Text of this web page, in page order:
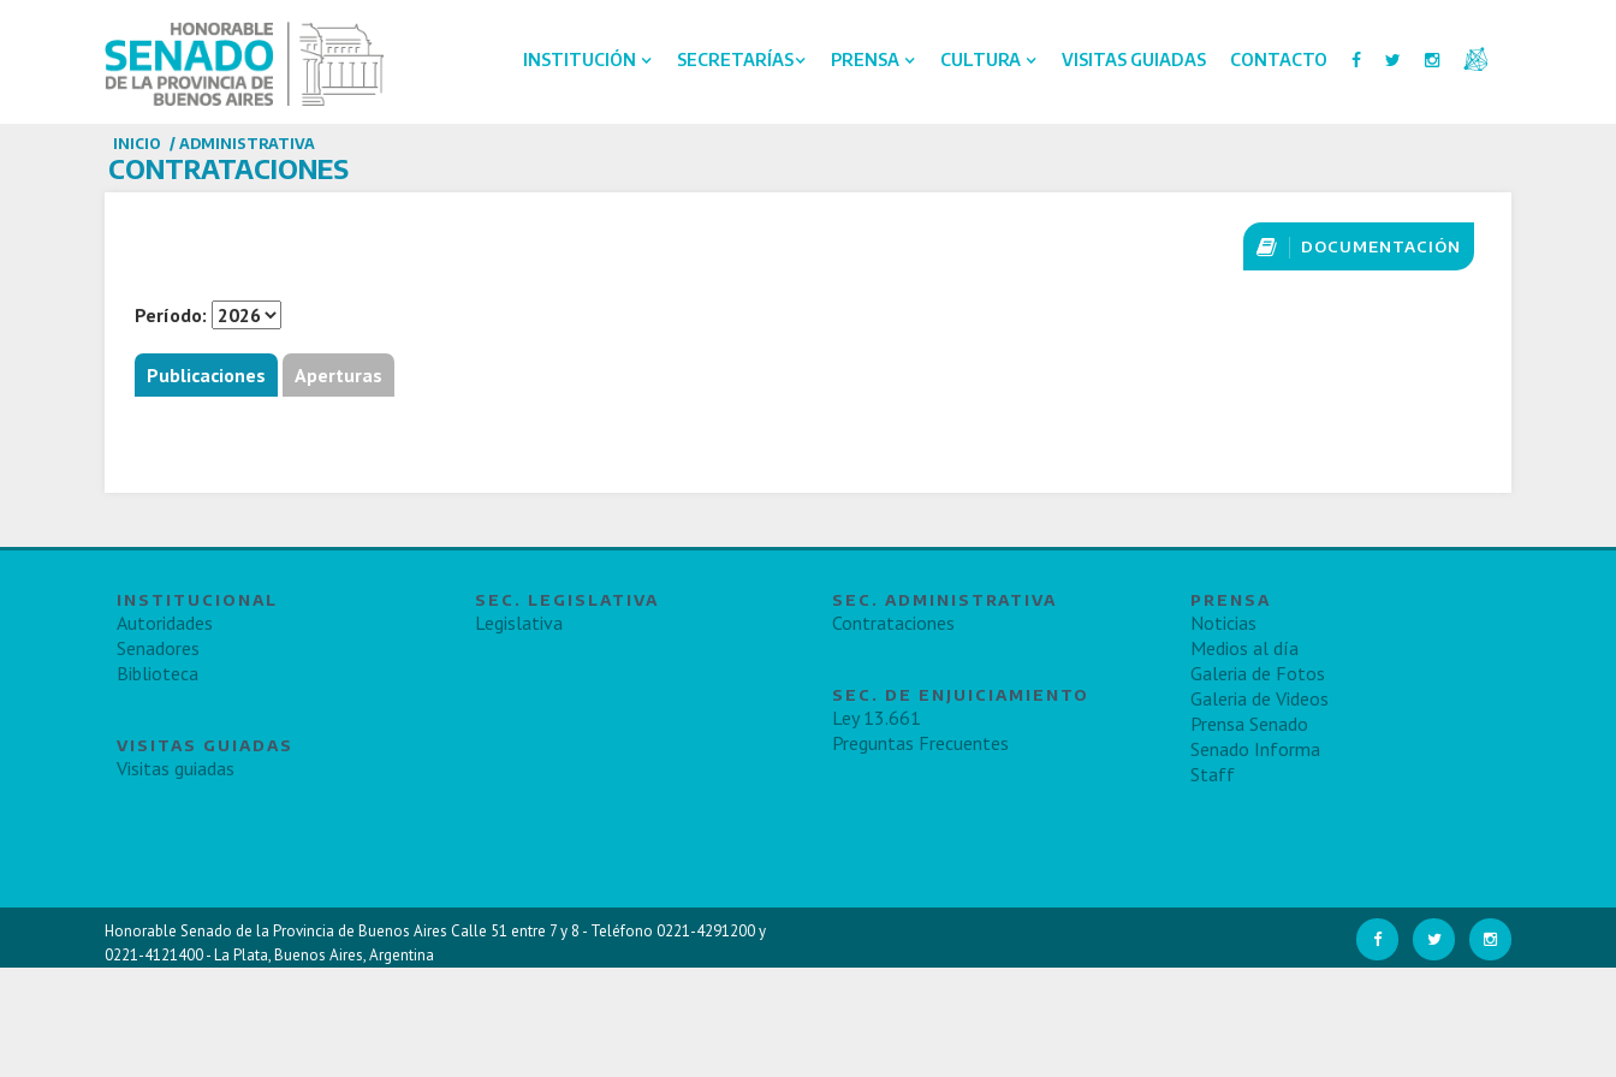
INSTITUCIÓN SECRETARÍAS PRENSA CULTURA VISITAS GUIADAS CONTACTO
INICIO / ADMINISTRATIVA
CONTRATACIONES
DOCUMENTACIÓN
Período:
Publicaciones Aperturas
Honorable Senado de la Provincia de Buenos Aires Calle 51 entre 7 y 8 - Teléfono 0221-4291200 y
0221-4121400 - La Plata, Buenos Aires, Argentina
INSTITUCIONAL
Autoridades
Senadores
Biblioteca
VISITAS GUIADAS
Visitas guiadas
SEC. LEGISLATIVA
Legislativa
SEC. ADMINISTRATIVA
Contrataciones
SEC. DE ENJUICIAMIENTO
Ley 13.661
Preguntas Frecuentes
PRENSA
Noticias
Medios al día
Galeria de Fotos
Galeria de Videos
Prensa Senado
Senado Informa
Staff